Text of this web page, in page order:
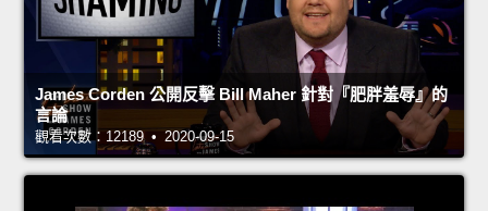
James Corden 公開反擊 Bill Maher 針對『肥胖羞辱』的
言論
觀看次數：12189 • 2020-09-15